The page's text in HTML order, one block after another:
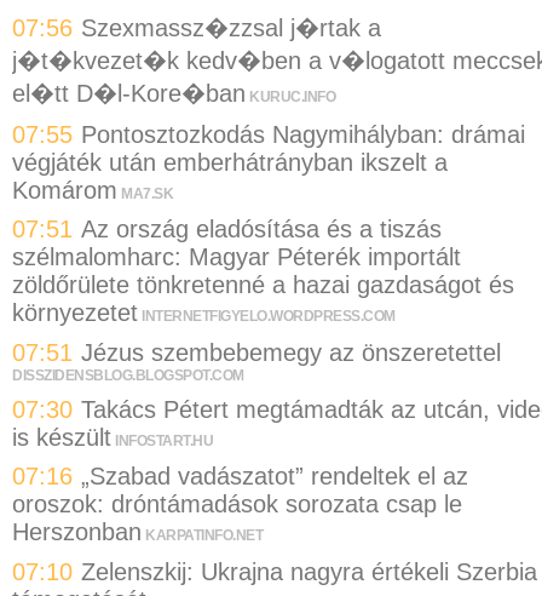
07:56 Szexmassz�zzsal j�rtak a
j�t�kvezet�k kedv�ben a v�logatott
el�tt D�l-Kore�ban KURUC.INFO
07:55 Pontosztozkodás Nagymihályban: drámai
végjáték után emberhátrányban ikszelt a
Komárom MA7.SK
07:51 Az ország eladósítása és a tiszás
szélmalomharc: Magyar Péterék importált
zöldőrülete tönkretenné a hazai gazdaságot és
környezetet INTERNETFIGYELO.WORDPRESS.COM
07:51 Jézus szembebemegy az önszeretettel
DISSZIDENSBLOG.BLOGSPOT.COM
07:30 Takács Pétert megtámadták az utcán,
is készült INFOSTART.HU
07:16 „Szabad vadászatot” rendeltek el az
oroszok: dróntámadások sorozata csap le
Herszonban KARPATINFO.NET
07:10 Zelenszkij: Ukrajna nagyra értékeli Szerbia